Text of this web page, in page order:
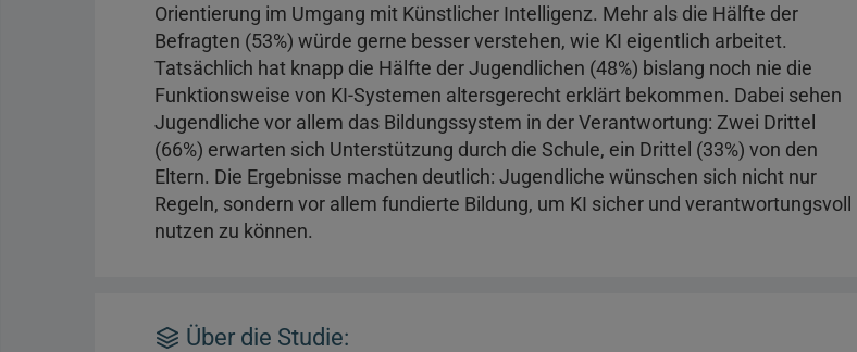
Orientierung im Umgang mit Künstlicher Intelligenz. Mehr als die Hälfte der
Befragten (53%) würde gerne besser verstehen, wie KI eigentlich arbeitet.
Tatsächlich hat knapp die Hälfte der Jugendlichen (48%) bislang noch nie die
Funktionsweise von KI-Systemen altersgerecht erklärt bekommen. Dabei sehen
Jugendliche vor allem das Bildungssystem in der Verantwortung: Zwei Drittel
(66%) erwarten sich Unterstützung durch die Schule, ein Drittel (33%) von den
Eltern. Die Ergebnisse machen deutlich: Jugendliche wünschen sich nicht nur
Regeln, sondern vor allem fundierte Bildung, um KI sicher und verantwortungsvoll
nutzen zu können.
Über die Studie: